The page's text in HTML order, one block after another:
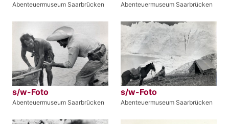
Abenteuermuseum Saarbrücken Abenteuermuseum Saarbrücken
s/w-Foto
Abenteuermuseum Saarbrücken
s/w-Foto
Abenteuermuseum Saarbrücken